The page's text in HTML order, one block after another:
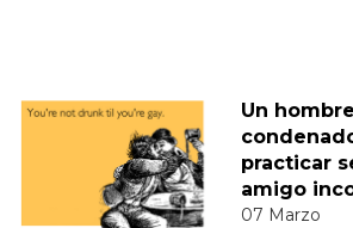
Un
practicar
amigo
07 Marzo